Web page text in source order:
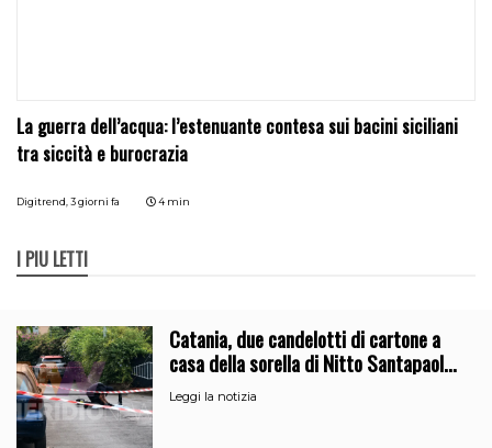
La guerra dell’acqua: l’estenuante contesa sui bacini siciliani
tra siccità e burocrazia
Digitrend, 3 giorni fa 4 min
I PIÙ LETTI
Catania, due candelotti di cartone a
casa della sorella di Nitto Santapaola.
Le indagini
Leggi la notizia